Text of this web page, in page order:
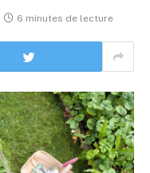
6 minutes de lecture